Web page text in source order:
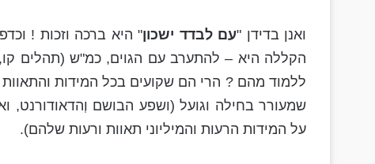
ואנן בדידן "עם לבדד ישכון" היא ברכה וזכות !
הקללה היא – להתערב עם הגוים, כמ"ש (תהלים קו,
ללמוד מהם ? הרי הם שקועים בכל המידות והתאוות
שמעורר בחילה וגועל (ושפע הבושם וְהדאודורנט,
על המידות הרעות והמיליוני תאוות ורעות שלהם).